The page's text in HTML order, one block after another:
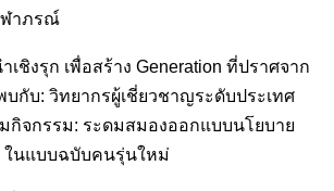
ฬาภรณ์
เชิงรุก เพื่อสร้าง Generation ที่ปราศจาก
กับ: วิทยากรผู้เชี่ยวชาญระดับประเทศ
กิจกรรม: ระดมสมองออกแบบนโยบาย
ในแบบฉบับคนรุ่นใหม่